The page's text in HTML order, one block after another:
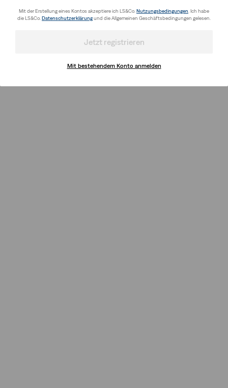
Mit der Erstellung eines Kontos akzeptiere ich LS&Co. Nutzungsbedingungen . Ich habe
die LS&Co. Datenschutzerklärungund die Allgemeinen Geschäftsbedingungen gelesen.
Jetzt registrieren
Mit bestehendem Konto anmelden